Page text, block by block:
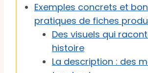
Exemples concrets et
pratiques de fiches
Des visuels qui
histoire
La description : des